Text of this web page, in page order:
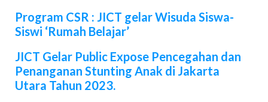
Program CSR : JICT gelar Wisuda Siswa-
Siswi ‘Rumah Belajar’
JICT Gelar Public Expose Pencegahan dan
Penanganan Stunting Anak di Jakarta
Utara Tahun 2023.